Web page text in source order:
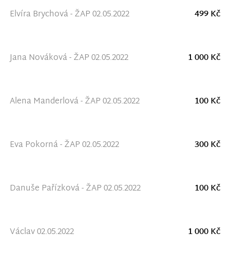
Elvíra Brychová - ŽAP 02.05.2022 499 Kč
Jana Nováková - ŽAP 02.05.2022 1 000 Kč
Alena Manderlová - ŽAP 02.05.2022 100 Kč
Eva Pokorná - ŽAP 02.05.2022 300 Kč
Danuše Pařízková - ŽAP 02.05.2022 100 Kč
Václav 02.05.2022 1 000 Kč